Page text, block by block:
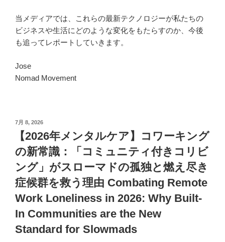
当メディアでは、これらの最新テクノロジーが私たちの
ビジネスや生活にどのような変化をもたらすのか、今後
も追ってレポートしていきます。
Jose
Nomad Movement
投
日:
7月 8, 2026
【2026年メンタルケア】コワーキング
の新常識：「コミュニティ付きコリビ
ング」がスローマドの孤独と燃え尽き
症候群を救う理由 Combating Remote
Work Loneliness in 2026: Why Built-
In Communities are the New
Standard for Slowmads